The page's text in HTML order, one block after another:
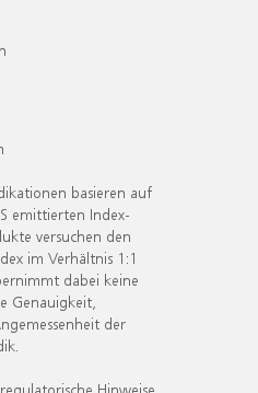
basieren auf
emittierten Index-
versuchen den
im Verhältnis 1:1
dabei keine
Genauigkeit,
der